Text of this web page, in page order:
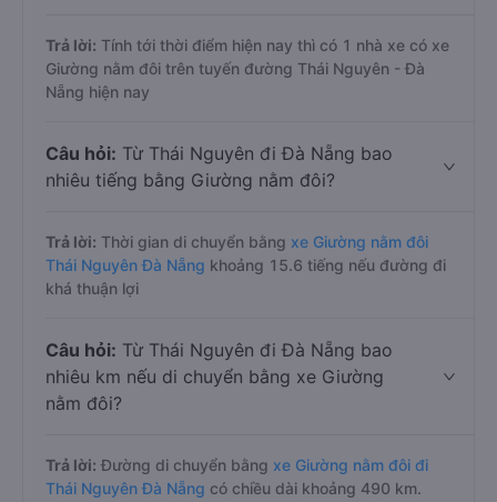
Trả lời: Tính tới thời điểm hiện nay thì có 1 nhà xe có xe
Giường nằm đôi trên tuyến đường Thái Nguyên - Đà
Nẵng hiện nay
Câu hỏi: Từ Thái Nguyên đi Đà Nẵng bao
nhiêu tiếng bằng Giường nằm đôi?
Trả lời: Thời gian di chuyển bằng xe Giường nằm đôi
Thái Nguyên Đà Nẵng khoảng 15.6 tiếng nếu đường đi
khá thuận lợi
Câu hỏi: Từ Thái Nguyên đi Đà Nẵng bao
nhiêu km nếu di chuyển bằng xe Giường
nằm đôi?
Trả lời: Đường di chuyển bằng xe Giường nằm đôi đi
Thái Nguyên Đà Nẵng có chiều dài khoảng 490 km.